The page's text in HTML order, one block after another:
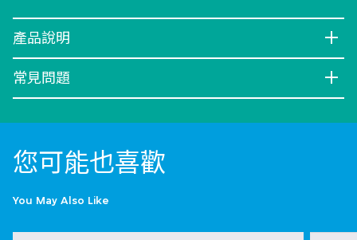
產品說明
常見問題
您可能也喜歡
You May Also Like